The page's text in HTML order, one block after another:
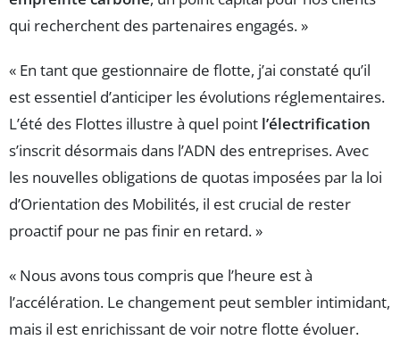
qui recherchent des partenaires engagés. »
« En tant que gestionnaire de flotte, j’ai constaté qu’il
est essentiel d’anticiper les évolutions réglementaires.
L’été des Flottes illustre à quel point l’électrification
s’inscrit désormais dans l’ADN des entreprises. Avec
les nouvelles obligations de quotas imposées par la loi
d’Orientation des Mobilités, il est crucial de rester
proactif pour ne pas finir en retard. »
« Nous avons tous compris que l’heure est à
l’accélération. Le changement peut sembler intimidant,
mais il est enrichissant de voir notre flotte évoluer.